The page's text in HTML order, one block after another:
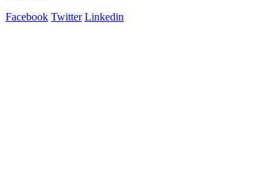
Facebook Twitter Linkedin